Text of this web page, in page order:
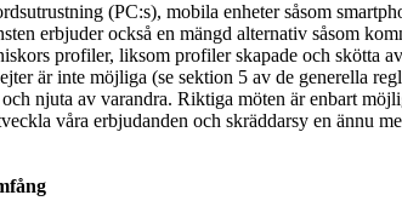
(PC:s), mobila enheter såsom
erbjuder också en mängd alternativ såsom
profiler, liksom profiler skapade och skötta
är inte möjliga (se sektion 5 av de generella
njuta av varandra. Riktiga möten är enbart
våra erbjudanden och skräddarsy en ännu